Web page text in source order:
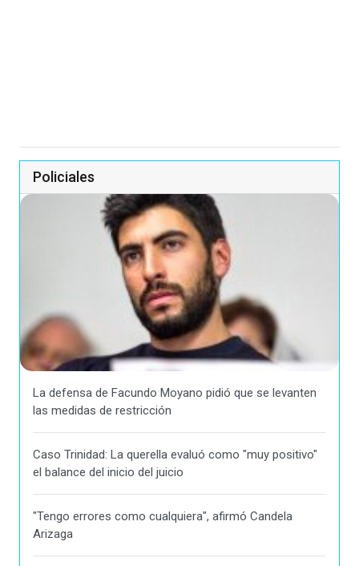
Policiales
La defensa de Facundo Moyano pidió que se levanten
las medidas de restricción
Caso Trinidad: La querella evaluó como "muy positivo"
el balance del inicio del juicio
"Tengo errores como cualquiera", afirmó Candela
Arizaga